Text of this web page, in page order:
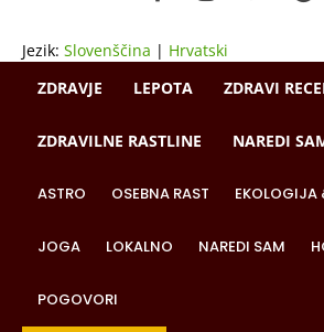
Jezik: Slovenščina | Hrvatski
ZDRAVJE
LEPOTA ZDRAVI
ZDRAVILNE RASTLINE NAREDI
ASTRO OSEBNA RAST EKOLOGIJA
JOGA LOKALNO NAREDI SAM
POGOVORI